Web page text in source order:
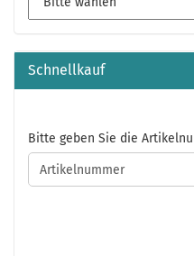
Schnellkauf
BITTE
GEBEN
SIE
DIE
Bitte geben Sie die